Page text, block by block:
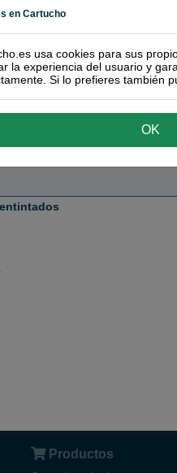
negro
Productos
en Cartucho
usa cookies para sus
la experiencia del usuario y
Si lo prefieres también
OK